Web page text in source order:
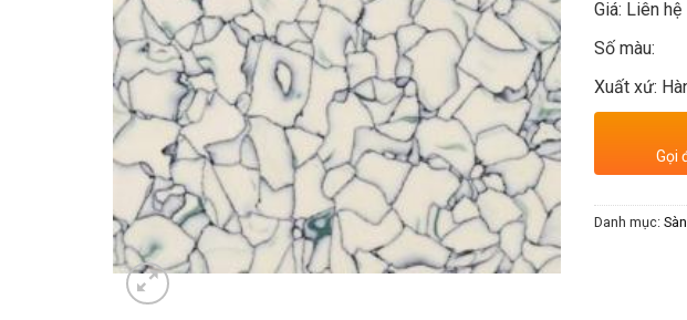
Giá: Liên hệ
Số màu:
Xuất xứ:
Gọi
Danh mục: